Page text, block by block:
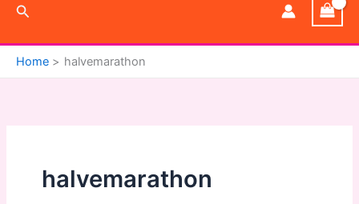
Zoeken
Home halvemarathon
halvemarathon